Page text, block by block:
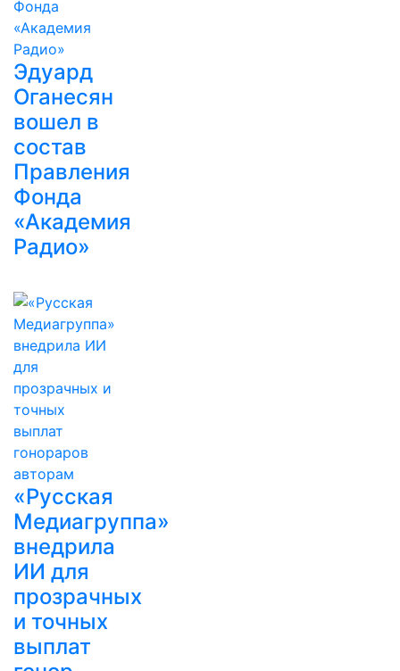
Эдуард
Оганесян
вошел в
состав
Правления
Фонда
«Академия
Радио»
«Русская
Медиагруппа»
внедрила
ИИ для
прозрачных
и точных
выплат